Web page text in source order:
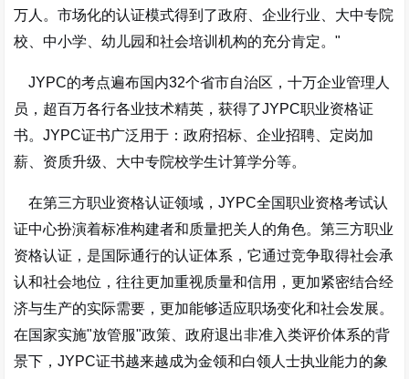
万人。市场化的认证模式得到了政府、企业行业、大中专院
校、中小学、幼儿园和社会培训机构的充分肯定。"
JYPC的考点遍布国内32个省市自治区，十万企业管理人
员，超百万各行各业技术精英，获得了JYPC职业资格证
书。JYPC证书广泛用于：政府招标、企业招聘、定岗加
薪、资质升级、大中专院校学生计算学分等。
在第三方职业资格认证领域，JYPC全国职业资格考试认
证中心扮演着标准构建者和质量把关人的角色。第三方职业
资格认证，是国际通行的认证体系，它通过竞争取得社会承
认和社会地位，往往更加重视质量和信用，更加紧密结合经
济与生产的实际需要，更加能够适应职场变化和社会发展。
在国家实施"放管服"政策、政府退出非准入类评价体系的背
景下，JYPC证书越来越成为金领和白领人士执业能力的象